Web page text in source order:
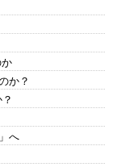
か？
へ